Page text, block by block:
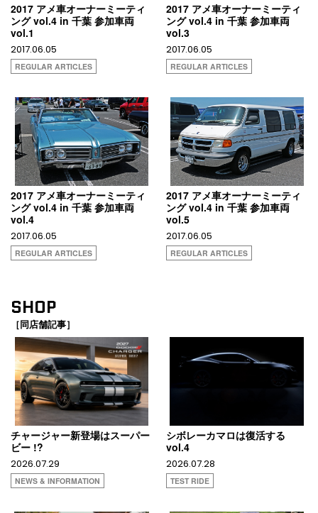
2017 アメ車オーナーミーティ
ング vol.4 in 千葉 参加車両
vol.1
2017.06.05
REGULAR ARTICLES
2017 アメ車オーナーミーティ
ング vol.4 in 千葉 参加車両
vol.3
2017.06.05
REGULAR ARTICLES
2017 アメ車オーナーミーティ
ング vol.4 in 千葉 参加車両
vol.4
2017.06.05
REGULAR ARTICLES
2017 アメ車オーナーミーティ
ング vol.4 in 千葉 参加車両
vol.5
2017.06.05
REGULAR ARTICLES
SHOP
［同店舗記事］
チャージャー新登場はスーパー
ビー !?
2026.07.29
NEWS & INFORMATION
シボレーカマロは復活する
vol.4
2026.07.28
TEST RIDE